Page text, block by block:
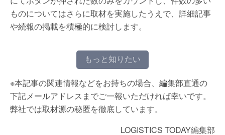
ものについてはさらに取材を実施したうえで、詳細記事
や続報の掲載を積極的に検討します。
もっと知りたい
※本記事の関連情報などをお持ちの場合、編集部直通の
下記メールアドレスまでご一報いただければ幸いです。
弊社では取材源の秘匿を徹底しています。
LOGISTICS TODAY編集部